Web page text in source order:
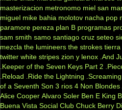
masterizacion metronomo miel san
miguel mike bahia molotov nacha pop
paramore pereza plan B programas
sam smith samo santiago cruz seteo
mezcla the lumineers the strokes tierra
twitter white stripes zion y lenox .And
.Keeper of the Seven Keys Part 2
.Reload
.Ride the Lightning
of a Seventh Son 3 rios 4 Non Blondes
Alice Cooper Alvaro Soler Ben E King
Buena Vista Social Club Chuck Berry